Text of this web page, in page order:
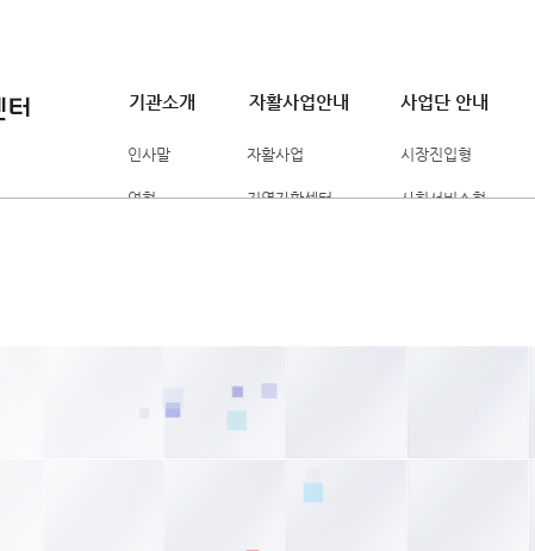
기관소개 자활사업안내 사업단 안내
인사말
연혁
자활사업
지역자활센터
시장진입형
사회서비스형